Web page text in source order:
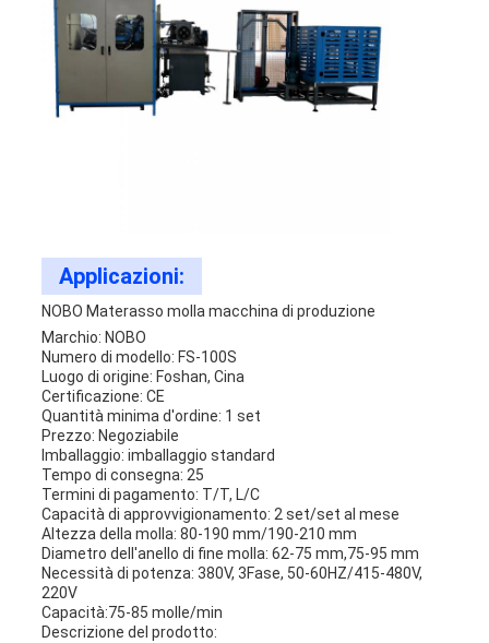
Applicazioni:
NOBO Materasso molla macchina di produzione
Marchio: NOBO
Numero di modello: FS-100S
Luogo di origine: Foshan, Cina
Certificazione: CE
Quantità minima d'ordine: 1 set
Prezzo: Negoziabile
Imballaggio: imballaggio standard
Tempo di consegna: 25
Termini di pagamento: T/T, L/C
Capacità di approvvigionamento: 2 set/set al mese
Altezza della molla: 80-190 mm/190-210 mm
Diametro dell'anello di fine molla: 62-75 mm,75-95 mm
Necessità di potenza: 380V, 3Fase, 50-60HZ/415-480V,
220V
Capacità:75-85 molle/min
Descrizione del prodotto: